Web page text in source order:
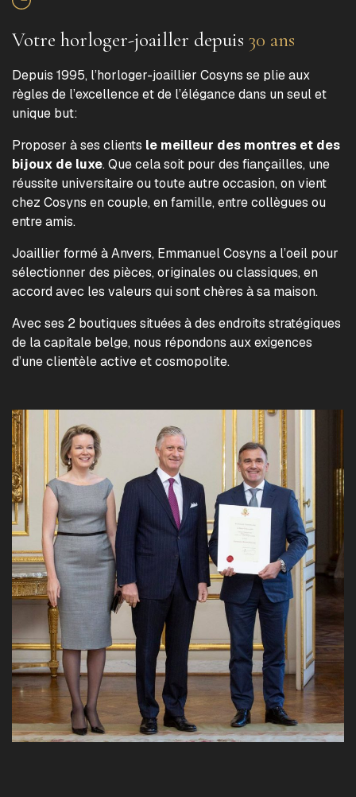
Votre horloger-joailler depuis 30 ans
Depuis 1995, l’horloger-joaillier Cosyns se plie aux
règles de l’excellence et de l’élégance dans un seul et
unique but:
Proposer à ses clients le meilleur des montres et des
bijoux de luxe. Que cela soit pour des fiançailles, une
réussite universitaire ou toute autre occasion, on vient
chez Cosyns en couple, en famille, entre collègues ou
entre amis.
Joaillier formé à Anvers, Emmanuel Cosyns a l’oeil pour
sélectionner des pièces, originales ou classiques, en
accord avec les valeurs qui sont chères à sa maison.
Avec ses 2 boutiques situées à des endroits stratégiques
de la capitale belge, nous répondons aux exigences
d’une clientèle active et cosmopolite.